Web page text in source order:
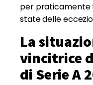
per praticamente
state delle
La
vincitrice
di Serie A